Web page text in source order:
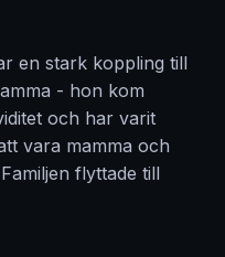
en stark koppling till
- hon kom
och har varit
vara mamma och
flyttade till